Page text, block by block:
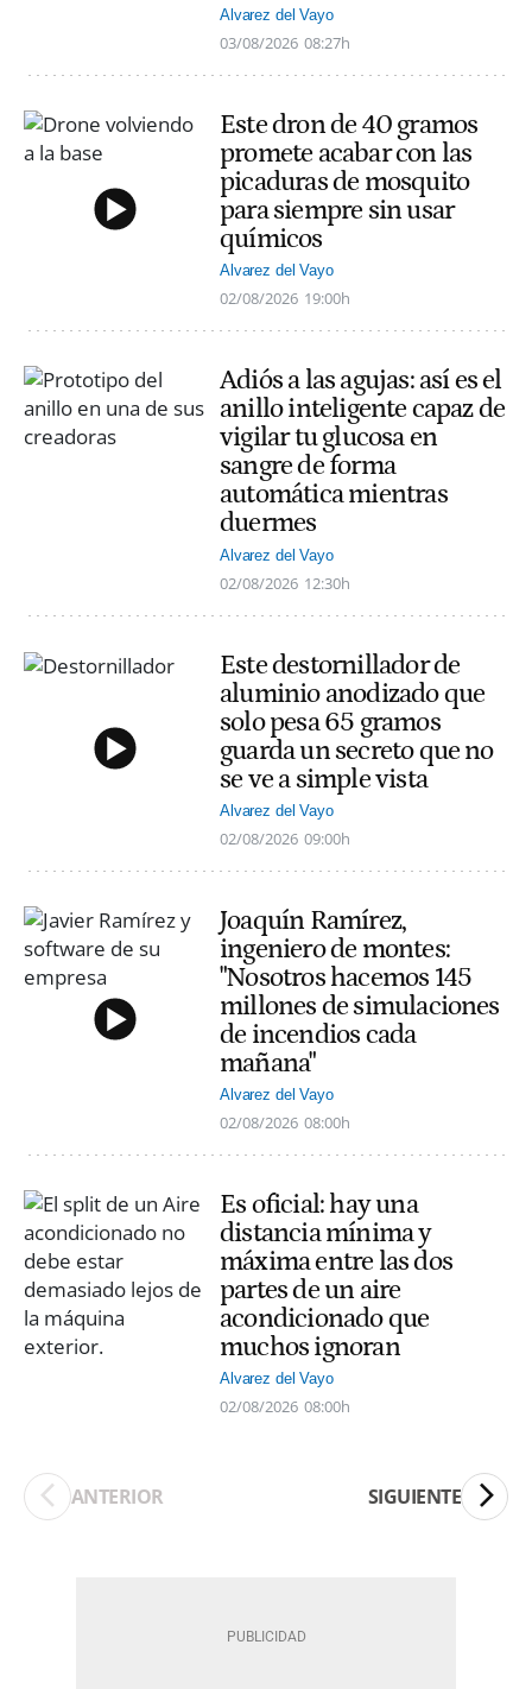
Alvarez del Vayo
03/08/2026 08:27h
Este dron de 40 gramos
promete acabar con las
picaduras de mosquito
para siempre sin usar
químicos
Alvarez del Vayo
02/08/2026 19:00h
Adiós a las agujas: así es el
anillo inteligente capaz de
vigilar tu glucosa en
sangre de forma
automática mientras
duermes
Alvarez del Vayo
02/08/2026 12:30h
Este destornillador de
aluminio anodizado que
solo pesa 65 gramos
guarda un secreto que no
se ve a simple vista
Alvarez del Vayo
02/08/2026 09:00h
Joaquín Ramírez,
ingeniero de montes:
"Nosotros hacemos 145
millones de simulaciones
de incendios cada
mañana"
Alvarez del Vayo
02/08/2026 08:00h
Es oficial: hay una
distancia mínima y
máxima entre las dos
partes de un aire
acondicionado que
muchos ignoran
Alvarez del Vayo
02/08/2026 08:00h
ANTERIOR SIGUIENTE